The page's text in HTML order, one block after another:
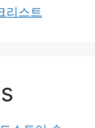
리스트